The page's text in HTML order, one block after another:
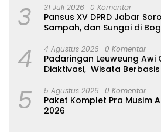
3 31 Juli 2026 0 Komentar
Pansus XV DPRD Jabar
Sampah, dan Sungai di
4 4 Agustus 2026 0 Komentar
Padaringan Leuweung Awi
Diaktivasi, Wisata
5 5 Agustus 2026 0 Komentar
Paket Komplet Pra Musim
2026